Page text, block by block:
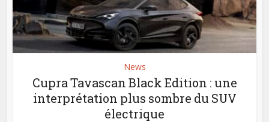
News
Cupra Tavascan Black Edition : une
interprétation plus sombre du SUV
électrique